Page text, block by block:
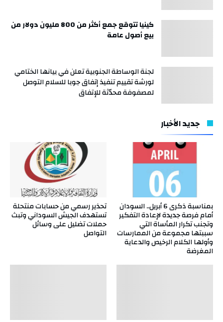
كينيا تتوقع جمع أكثر من 800 مليون دولار من
بيع أصول عامة
لجنة الوساطة الجنوبية تعلن في بيانها الختامي
لورشة تقييم تنفيذ إتفاق جوبا للسلام التوصل
لمصفوفة محدّثة للإتفاق
جديد الأخبار
تحذير رسمي من حسابات منتحلة
تستهدف الجيش السوداني وتبث
حملات تضليل على وسائل
التواصل
بمناسبة ذكرى 6 أبريل.. السودان
أمام فرصة جديدة لإعادة التفكير
وتجنب تكرار المأساة التي
سببتها مجموعة من الممارسات
وأولها الكلام الرخيص والدعاية
المغرضة